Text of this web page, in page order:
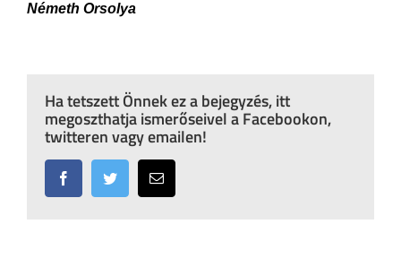
Németh Orsolya
Ha tetszett Önnek ez a bejegyzés, itt
megoszthatja ismerőseivel a Facebookon,
twitteren vagy emailen!
FacebookTwitter Email: